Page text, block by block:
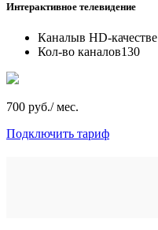
Интерактивное телевидение
Каналыв HD-качестве
Кол-во каналов130
700 руб./ мес.
Подключить тариф